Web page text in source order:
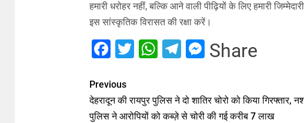
हमारी धरोहर नहीं, बल्कि आने वाली पीढ़ियों के लिए हमारी
इस सांस्कृतिक विरासत की रक्षा करें।
Facebook
Twitter
WhatsApp
Telegram
Messenger
Share
Previous
देहरादून की रायपुर पुलिस ने दो शातिर चोरो को किया गिरफ्तार,
पुलिस ने आरोपियों को कब्ज़े से चोरी की गई करीब 7 लाख